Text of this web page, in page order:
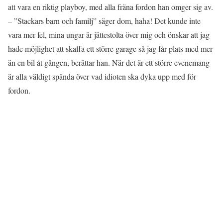
att vara en riktig playboy, med alla fräna fordon han omger sig av.
– ”Stackars barn och familj” säger dom, haha! Det kunde inte
vara mer fel, mina ungar är jättestolta över mig och önskar att jag
hade möjlighet att skaffa ett större garage så jag får plats med mer
än en bil åt gången, berättar han. När det är ett större evenemang
är alla väldigt spända över vad idioten ska dyka upp med för
fordon.